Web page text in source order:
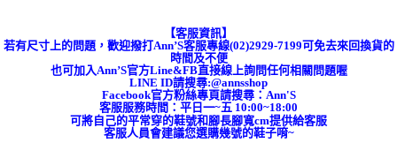
【客服資訊】
若有尺寸上的問題，歡迎撥打Ann’S客服專線(02)2929-7199可免去來回換貨的
時間及不便
也可加入Ann’S官方Line&FB直接線上詢問任何相關問題喔
LINE ID請搜尋:@annsshop
Facebook官方粉絲專頁請搜尋：Ann'S
客服服務時間：平日一~五 10:00~18:00
可將自己的平常穿的鞋號和腳長腳寬cm提供給客服
客服人員會建議您選購幾號的鞋子唷~